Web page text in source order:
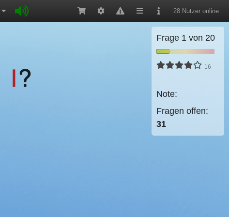
28 Nutzer online
I?
Frage 1 von 20
16
Note:
Fragen offen:
31